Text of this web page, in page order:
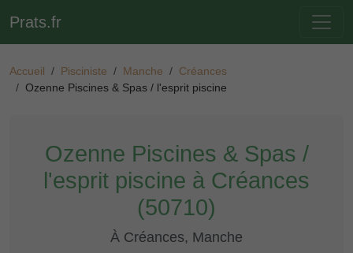
Prats.fr
Accueil Pisciniste Manche
Créances
Ozenne Piscines & Spas / l'esprit piscine
Ozenne Piscines & Spas /
l'esprit piscine à Créances
(50710)
À Créances, Manche